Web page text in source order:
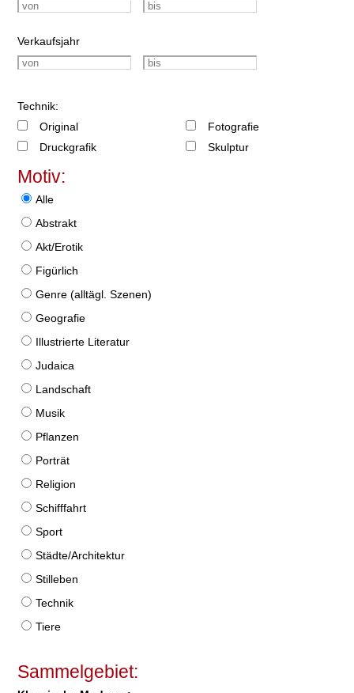
Verkaufsjahr
Technik:
Original
Druckgrafik
Fotografie
Skulptur
Motiv:
Alle
Abstrakt
Akt/Erotik
Figürlich
Genre (alltägl. Szenen)
Geografie
Illustrierte Literatur
Judaica
Landschaft
Musik
Pflanzen
Porträt
Religion
Schifffahrt
Sport
Städte/Architektur
Stilleben
Technik
Tiere
Sammelgebiet: